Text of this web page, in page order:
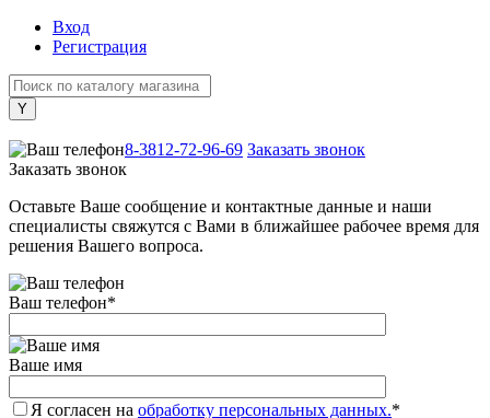
Вход
Регистрация
8-3812-72-96-69 Заказать звонок
Заказать звонок
Оставьте Ваше сообщение и контактные данные и наши
специалисты свяжутся с Вами в ближайшее рабочее время для
решения Вашего вопроса.
Ваш телефон*
Ваше имя
Я согласен на обработку персональных данных.*